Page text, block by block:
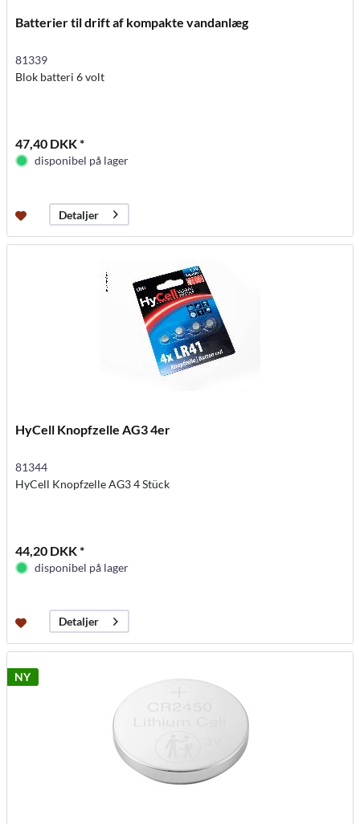
Batterier til drift af kompakte vandanlæg
81339
Blok batteri 6 volt
47,40 DKK *
disponibel på lager
Detaljer
HyCell Knopfzelle AG3 4er
81344
HyCell Knopfzelle AG3 4 Stück
44,20 DKK *
disponibel på lager
Detaljer
NY